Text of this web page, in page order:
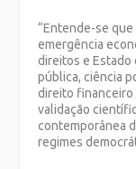
“Entende-se
emergência
direitos e Estado
pública, ciência
direito financeiro
validação
contemporânea
regimes